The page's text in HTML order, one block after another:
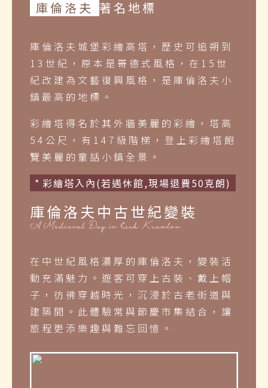
庫倫洛夫 著名地標
庫倫洛夫城堡彩繪高塔，歷史可追朔到
13世紀，原本是哥德式風格，在15世
紀改建為文藝復興風格，是庫倫洛夫小
鎮最高的地標。
彩繪塔得名於其外牆美麗的彩繪，塔高
54公尺，有147級階梯，登上彩繪塔飽
覽美麗的童話小鎮全景。
彩繪塔入內(若遇休館,現場退費50克朗)
庫倫洛夫中古世紀變裝
在中世紀風格濃厚的庫倫洛夫，變裝活
動充滿魅力。遊客可穿上古裝、戴上帽
子，彷彿穿越時光，沉浸於古老街道與
建築間。此體驗常與節慶市集結合，讓
旅程更添樂趣與難忘回憶。